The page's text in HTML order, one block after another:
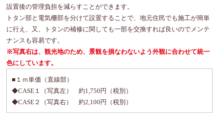
設置後の管理負担を減らすことができます。
トタン部と電気柵部を分けて設置することで、地元住民でも施工が簡単
に行え、又、トタンの補修に関しても一部を交換すれば良いのでメンテ
ナンスも容易です。
※写真右は、観光地のため、景観を損なわないよう外観に合わせて統一
色にしています。
■１ｍ単価（直線部）
◆CASE１（写真左） 約1,750円（税別）
◆CASE２（写真右） 約2,100円（税別）